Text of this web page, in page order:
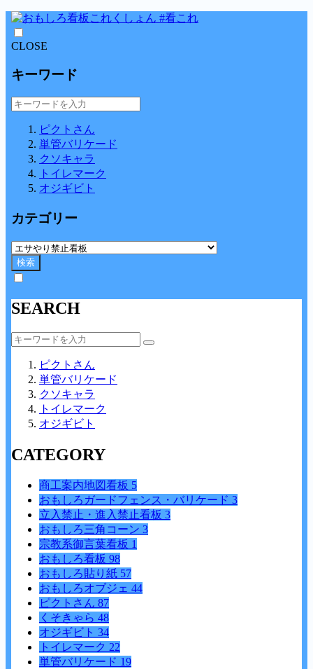
CLOSE
キーワード
ピクトさん
単管バリケード
クソキャラ
トイレマーク
オジギビト
カテゴリー
検索
SEARCH
ピクトさん
単管バリケード
クソキャラ
トイレマーク
オジギビト
CATEGORY
商工案内地図看板 5
おもしろガードフェンス・バリケード 3
立入禁止・進入禁止看板 3
おもしろ三角コーン 3
宗教系御言葉看板 1
おもしろ看板 98
おもしろ貼り紙 57
おもしろオブジェ 44
ピクトさん 87
くそきゃら 48
オジギビト 34
トイレマーク 22
単管バリケード 19